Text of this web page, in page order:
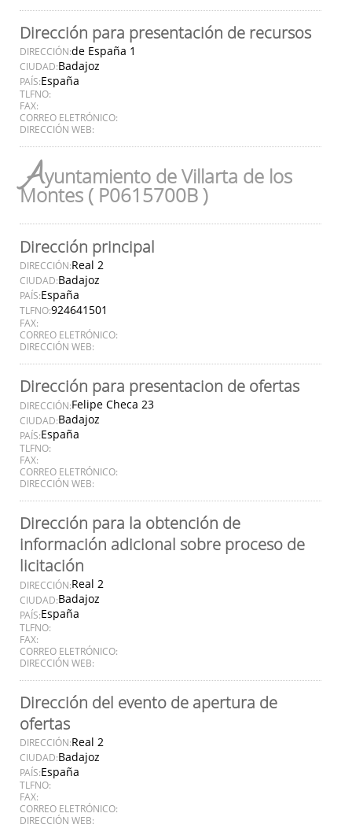
Dirección para presentación de recursos
DIRECCIÓN:de España 1
CIUDAD:Badajoz
PAÍS:España
TLFNO:
FAX:
CORREO ELETRÓNICO:
DIRECCIÓN WEB:
Ayuntamiento de Villarta de los
Montes ( P0615700B )
Dirección principal
DIRECCIÓN:Real 2
CIUDAD:Badajoz
PAÍS:España
TLFNO:924641501
FAX:
CORREO ELETRÓNICO:
DIRECCIÓN WEB:
Dirección para presentacion de ofertas
DIRECCIÓN:Felipe Checa 23
CIUDAD:Badajoz
PAÍS:España
TLFNO:
FAX:
CORREO ELETRÓNICO:
DIRECCIÓN WEB:
Dirección para la obtención de
información adicional sobre proceso de
licitación
DIRECCIÓN:Real 2
CIUDAD:Badajoz
PAÍS:España
TLFNO:
FAX:
CORREO ELETRÓNICO:
DIRECCIÓN WEB:
Dirección del evento de apertura de
ofertas
DIRECCIÓN:Real 2
CIUDAD:Badajoz
PAÍS:España
TLFNO:
FAX:
CORREO ELETRÓNICO:
DIRECCIÓN WEB: